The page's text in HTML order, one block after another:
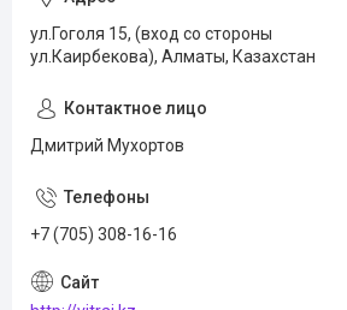
ул.Гоголя 15, (вход со стороны
ул.Каирбекова), Алматы, Казахстан
Дмитрий Мухортов
+7 (705) 308-16-16